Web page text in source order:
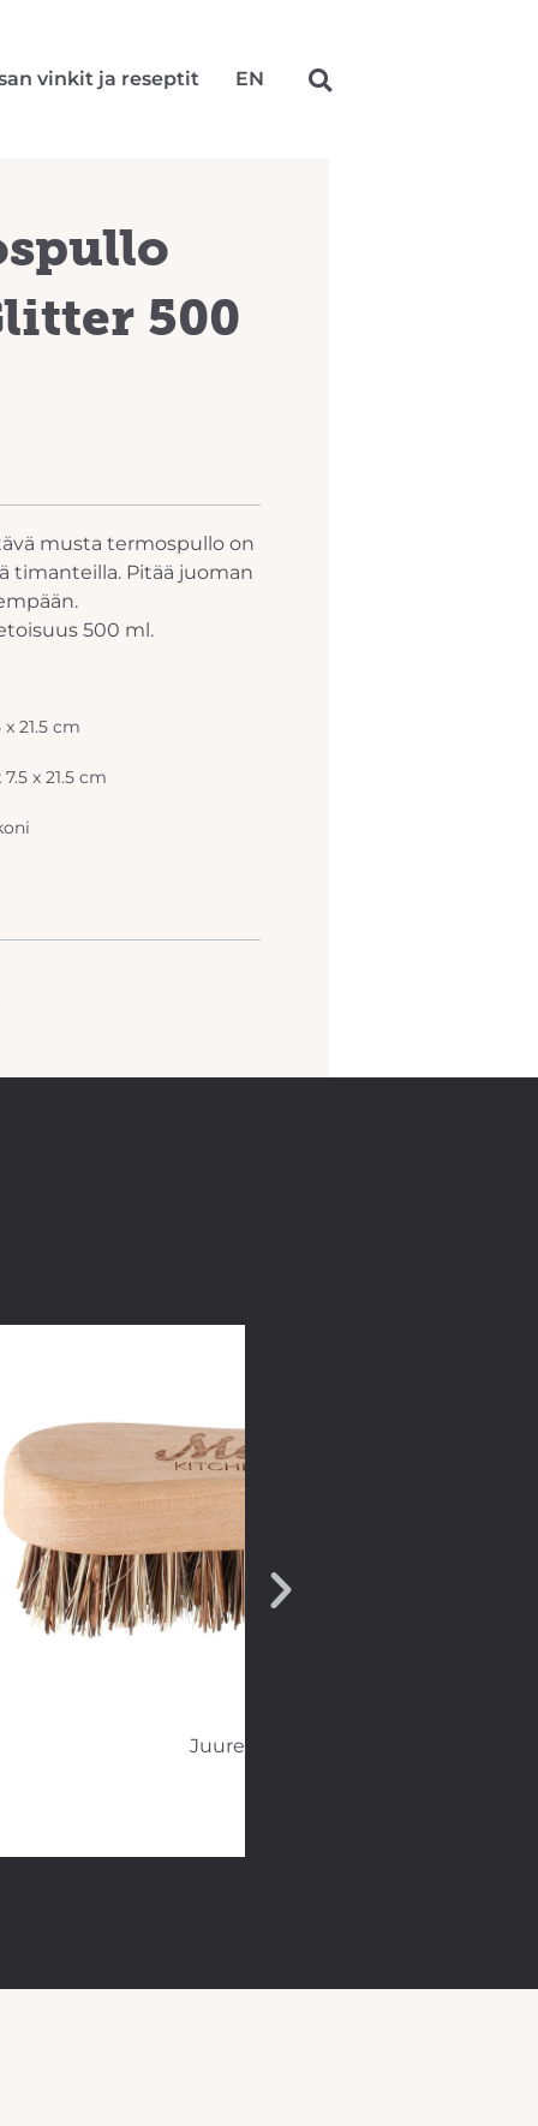
vinkit ja reseptit EN
500
musta termospullo on
timanteilla. Pitää juoman
500 ml.
x 21.5 cm
7.5 x 21.5 cm
Juuresharja